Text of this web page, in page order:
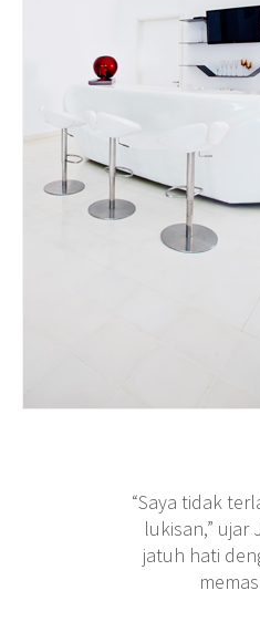
“Saya tidak
lukisan,”
jatuh hati